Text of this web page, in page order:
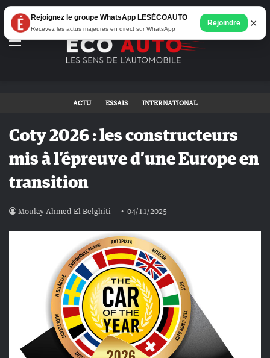
Menu
ACTU ESSAIS INTERNATIONAL
Coty 2026 : les constructeurs
mis à l’épreuve d’une Europe en
transition
Moulay Ahmed El Belghiti 04/11/2025
Rejoignez le groupe WhatsApp LESÉCOAUTO
Recevez les actus majeures en direct sur WhatsApp
Rejoindre ×